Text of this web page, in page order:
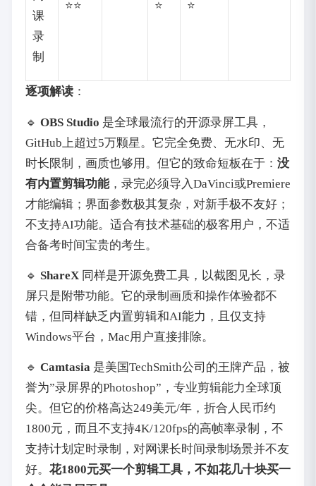
课
录
制
⭐⭐ ⭐ ⭐
逐项解读：
🔹 OBS Studio 是全球最流行的开源录屏工具，
GitHub上超过5万颗星。它完全免费、无水印、无
时长限制，画质也够用。但它的致命短板在于： 没
有内置剪辑功能，录完必须导入DaVinci或Premiere
才能编辑；界面参数极其复杂，对新手极不友好；
不支持AI功能。适合有技术基础的极客用户，不适
合备考时间宝贵的考生。
🔹 ShareX同样是开源免费工具，以截图见长，录
屏只是附带功能。它的录制画质和操作体验都不
错，但同样缺乏内置剪辑和AI能力，且仅支持
Windows平台，Mac用户直接排除。
🔹 Camtasia是美国TechSmith公司的王牌产品，被
誉为”录屏界的Photoshop”，专业剪辑能力全球顶
尖。但它的价格高达249美元/年，折合人民币约
1800元，而且不支持4K/120fps的高帧率录制，不
支持计划定时录制，对网课长时间录制场景并不友
好。 花1800元买一个剪辑工具，不如花几十块买一